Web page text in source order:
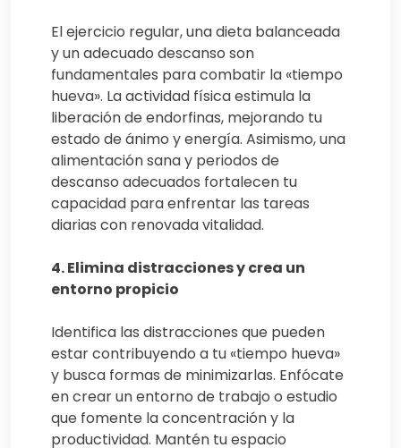
El ejercicio regular, una dieta balanceada
y un adecuado descanso son
fundamentales para combatir la «tiempo
hueva». La actividad física estimula la
liberación de endorfinas, mejorando tu
estado de ánimo y energía. Asimismo, una
alimentación sana y periodos de
descanso adecuados fortalecen tu
capacidad para enfrentar las tareas
diarias con renovada vitalidad.
4. Elimina distracciones y crea un
entorno propicio
Identifica las distracciones que pueden
estar contribuyendo a tu «tiempo hueva»
y busca formas de minimizarlas. Enfócate
en crear un entorno de trabajo o estudio
que fomente la concentración y la
productividad. Mantén tu espacio